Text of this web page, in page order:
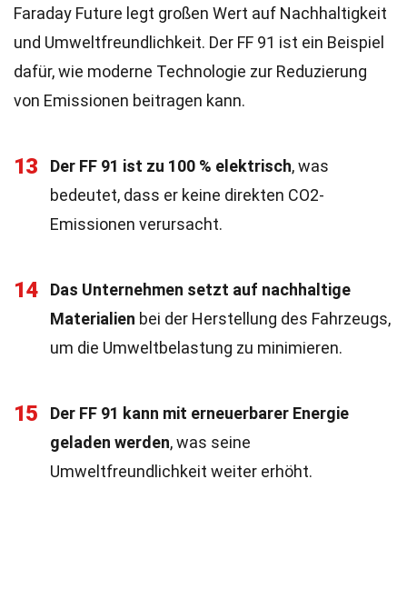
Faraday Future legt großen Wert auf Nachhaltigkeit
und Umweltfreundlichkeit. Der FF 91 ist ein Beispiel
dafür, wie moderne Technologie zur Reduzierung
von Emissionen beitragen kann.
13 Der FF 91 ist zu 100 % elektrisch, was
bedeutet, dass er keine direkten CO2-
Emissionen verursacht.
14
Das Unternehmen setzt auf nachhaltige
Materialien bei der Herstellung des Fahrzeugs,
um die Umweltbelastung zu minimieren.
15
Der FF 91 kann mit erneuerbarer Energie
geladen werden, was seine
Umweltfreundlichkeit weiter erhöht.